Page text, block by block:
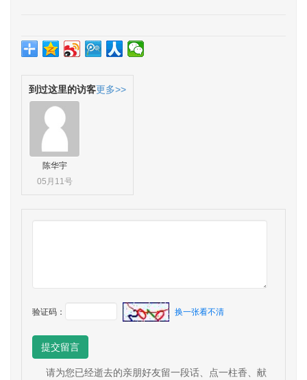
到过这里的访客更多>>
陈华宇
05月11号
验证码： 换一张看不清
提交留言
请为您已经逝去的亲朋好友留一段话、点一柱香、献